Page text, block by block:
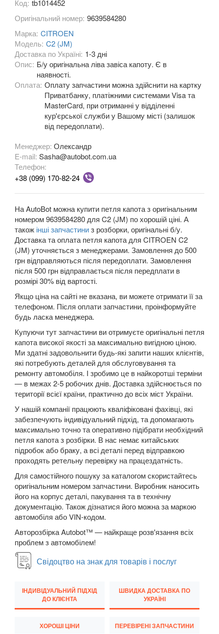
DS7 Crossback
Nemo
SpaceTourer
Xsara II (N0, N1, N2)
Xsara II Picasso (N68)
FORD
HONDA
HYUNDAI keyboard_arrow_down
JAGUAR
JEEP
KIA
LANCIA
LAND ROVER keyboard_arrow_down
LEXUS
MG
MASERATI
MAZDA
MERCEDES-BENZ
MINI keyboard_arrow_down
MITSUBISHI
NISSAN
OPEL keyboard_arrow_down
PEUGEOT keyboard_arrow_down
RENAULT
ROVER
SAAB
SEAT keyboard_arrow_down
SKODA keyboard_arrow_down
Код: tb1014452
Оригінальний номер: 9639584280
Марка: CITROEN
Модель: C2 (JM)
Доставка по Україні: 1-3 дні
Опис: Б/у оригінальна ліва завіса капоту. Є в
наявності.
Оплата: Оплату запчастини можна здійснити на картку
Приватбанку, платіжними системами Visa та
MasterCard, при отриманні у відділенні
кур'єрської служби у Вашому місті (залишок
від передоплати).
Менеджер: Олександр
E-mail: Sasha@autobot.com.ua
Телефон:
+38 (099) 170-82-24
На AutoBot можна купити петля капота з оригінальним
номером 9639584280 для C2 (JM) по хорошій ціні. А
також інші запчастиниз розборки, оригінальні б/у.
Доставка та оплата петля капота для CITROEN C2
(JM) уточняється з менеджерами. Замовлення до 500
грн відправляються після передоплати. Замовлення
після 500 грн відправлається після передплати в
розмірі 30% від вартості.
Якщо ціна на сайті не вказана, ви можете отримати її за
телефоном. Після оплати запчастини, проінформуйте
будь ласка менеджера.
Купуючи тут запчастини ви отримуєте оригінальні петля
капота високої якості за максимально вигідною ціною.
Ми здатні задовольнити будь-які запити наших клієнтів,
які потребують деталей для обслуговування та
ремонту автомобіля. І зробимо це в найкоротші терміни
— в межах 2-5 робочих днів. Доставка здійснюється по
території всієї країни, практично до всіх міст України.
У нашій компанії працюють кваліфіковані фахівці, які
забезпечують індивідуальний підхід, та допомагають
максимально точно та оперативно підібрати необхідний
петля капота з розбірки. В нас немає китайських
підробок або браку, а всі деталі перед відправкою
проходять ретельну перевірку на працездатність.
Для самостійного пошуку за каталогом скористайтесь
оригінальним номером запчастини. Виробник наносить
його на корпус деталі, пакування та в технічну
документацію. Також дізнатися його можна за маркою
автомобіля або VIN-кодом.
Авторозбірка Autobot™ — найкраще розв'язання всіх
проблем з автомобілем!
Свідоцтво на знак для товарів і послуг
ІНДИВІДУАЛЬНИЙ ПІДХІД
ДО КЛІЄНТА
ШВИДКА ДОСТАВКА ПО
УКРАЇНІ
ХОРОШІ ЦІНИ ПЕРЕВІРЕНІ ЗАПЧАСТИНИ